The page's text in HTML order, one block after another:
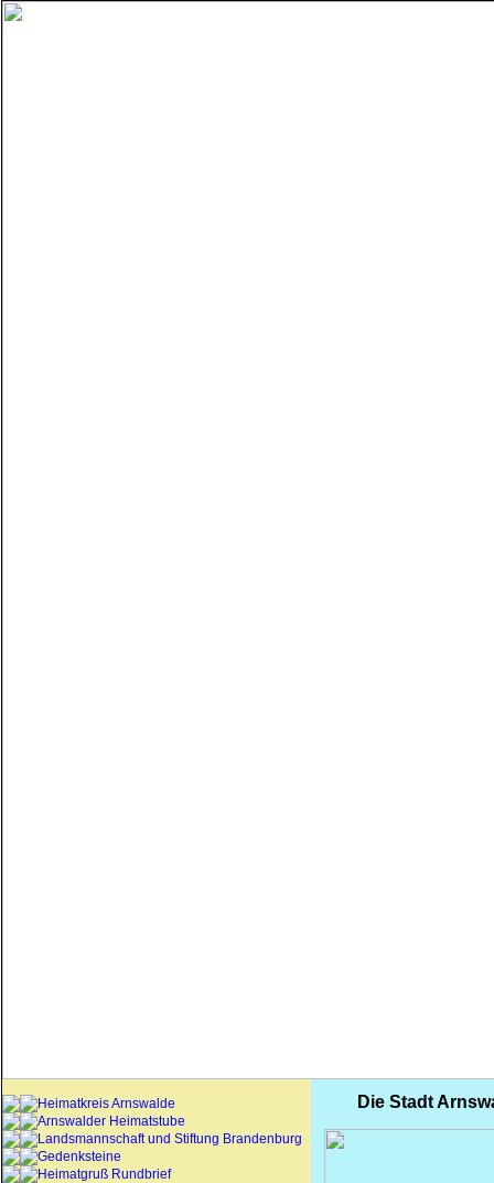
Heimatkreis Arnswalde
Arnswalder Heimatstube
Landsmannschaft und Stiftung Brandenburg
Gedenksteine
Heimatgruß Rundbrief
Die Stadt